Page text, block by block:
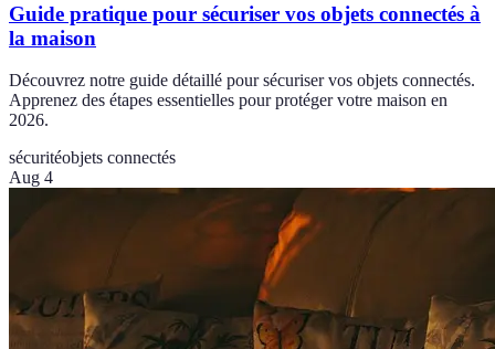
Guide pratique pour sécuriser vos objets connectés à
la maison
Découvrez notre guide détaillé pour sécuriser vos objets connectés.
Apprenez des étapes essentielles pour protéger votre maison en
2026.
sécuritéobjets connectés
Aug 4